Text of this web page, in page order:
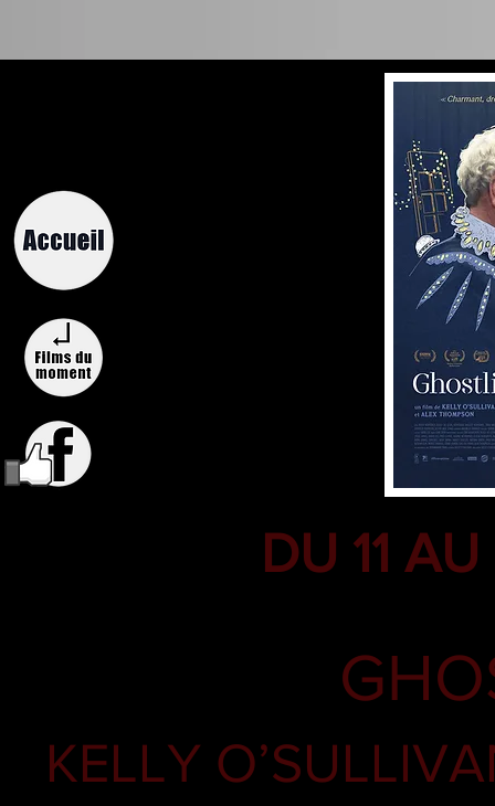
DU 11
KELLY